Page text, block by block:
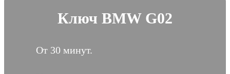
Ключ BMW G02
От 30 минут.